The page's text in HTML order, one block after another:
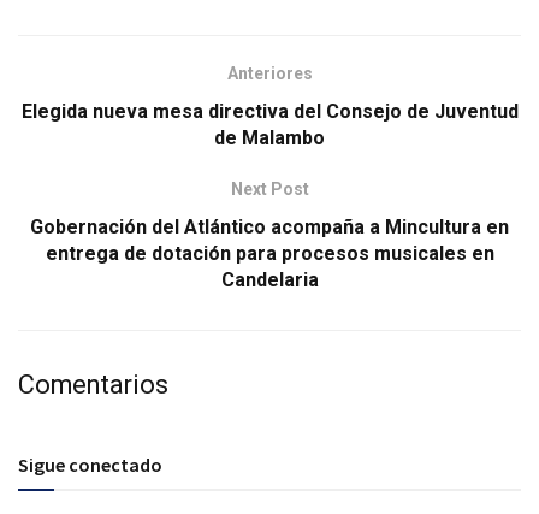
Anteriores
Elegida nueva mesa directiva del Consejo de Juventud
de Malambo
Next Post
Gobernación del Atlántico acompaña a Mincultura en
entrega de dotación para procesos musicales en
Candelaria
Comentarios
Sigue conectado